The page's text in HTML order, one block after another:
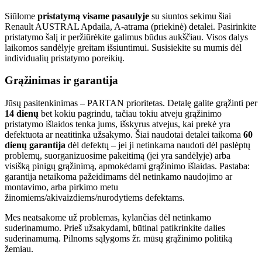
Siūlome pristatymą visame pasaulyje su siuntos sekimu šiai
Renault AUSTRAL Apdaila, A-atrama (priekinė) detalei. Pasirinkite
pristatymo šalį ir peržiūrėkite galimus būdus aukščiau. Visos dalys
laikomos sandėlyje greitam išsiuntimui. Susisiekite su mumis dėl
individualių pristatymo poreikių.
Grąžinimas ir garantija
Jūsų pasitenkinimas – PARTAN prioritetas. Detalę galite grąžinti per
14 dienų bet kokiu pagrindu, tačiau tokiu atveju grąžinimo
pristatymo išlaidos tenka jums, išskyrus atvejus, kai prekė yra
defektuota ar neatitinka užsakymo. Šiai naudotai detalei taikoma 60
dienų garantija dėl defektų – jei ji netinkama naudoti dėl paslėptų
problemų, suorganizuosime pakeitimą (jei yra sandėlyje) arba
visišką pinigų grąžinimą, apmokėdami grąžinimo išlaidas. Pastaba:
garantija netaikoma pažeidimams dėl netinkamo naudojimo ar
montavimo, arba pirkimo metu
žinomiems/akivaizdiems/nurodytiems defektams.
Mes neatsakome už problemas, kylančias dėl netinkamo
suderinamumo. Prieš užsakydami, būtinai patikrinkite dalies
suderinamumą. Pilnoms sąlygoms žr. mūsų grąžinimo politiką
žemiau.